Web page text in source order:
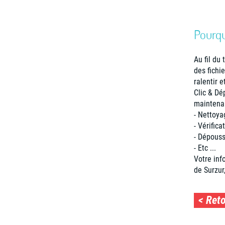
Au fil du
des
ralentir
Clic &
-
-
-
- Etc ...
Votre
de
<